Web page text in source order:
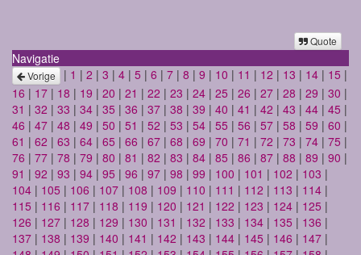
Quote
Navigatie
Vorige | 1 | 2 | 3 | 4 | 5 | 6 | 7 | 8 | 9 | 10 | 11 | 12 | 13 | 14 | 15 |
16 | 17 | 18 | 19 | 20 | 21 | 22 | 23 | 24 | 25 | 26 | 27 | 28 | 29 | 30 |
31 | 32 | 33 | 34 | 35 | 36 | 37 | 38 | 39 | 40 | 41 | 42 | 43 | 44 | 45 |
46 | 47 | 48 | 49 | 50 | 51 | 52 | 53 | 54 | 55 | 56 | 57 | 58 | 59 | 60 |
61 | 62 | 63 | 64 | 65 | 66 | 67 | 68 | 69 | 70 | 71 | 72 | 73 | 74 | 75 |
76 | 77 | 78 | 79 | 80 | 81 | 82 | 83 | 84 | 85 | 86 | 87 | 88 | 89 | 90 |
91 | 92 | 93 | 94 | 95 | 96 | 97 | 98 | 99 | 100 | 101 | 102 | 103 |
104 | 105 | 106 | 107 | 108 | 109 | 110 | 111 | 112 | 113 | 114 |
115 | 116 | 117 | 118 | 119 | 120 | 121 | 122 | 123 | 124 | 125 |
126 | 127 | 128 | 129 | 130 | 131 | 132 | 133 | 134 | 135 | 136 |
137 | 138 | 139 | 140 | 141 | 142 | 143 | 144 | 145 | 146 | 147 |